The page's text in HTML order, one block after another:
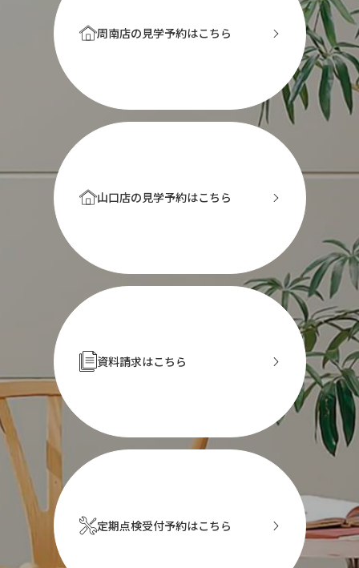
周南店の見学予約はこちら
山口店の見学予約はこちら
資料請求はこちら
定期点検受付予約はこちら